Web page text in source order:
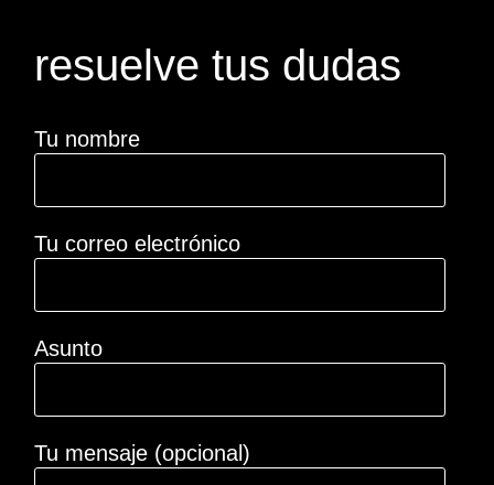
resuelve tus dudas
Tu nombre
Tu correo electrónico
Asunto
Tu mensaje (opcional)